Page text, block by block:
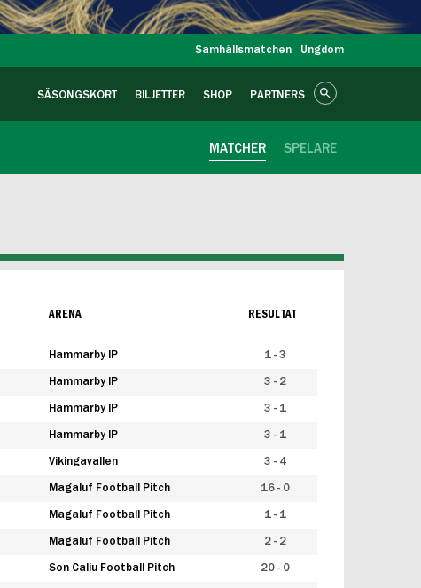
Samhällsmatchen Ungdom
SÄSONGSKORT BILJETTER SHOP PARTNERS
SPELARE
MATCHER
ARENA RESULTAT
Hammarby IP 1 - 3
Hammarby IP 3 - 2
Hammarby IP 3 - 1
Hammarby IP 3 - 1
Vikingavallen 3 - 4
Magaluf Football Pitch 16 - 0
Magaluf Football Pitch 1 - 1
Magaluf Football Pitch 2 - 2
Son Caliu Football Pitch 20 - 0